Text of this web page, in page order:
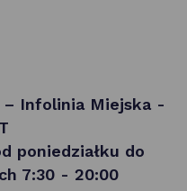
– Infolinia Miejska -
poniedziałku do
7:30 - 20:00